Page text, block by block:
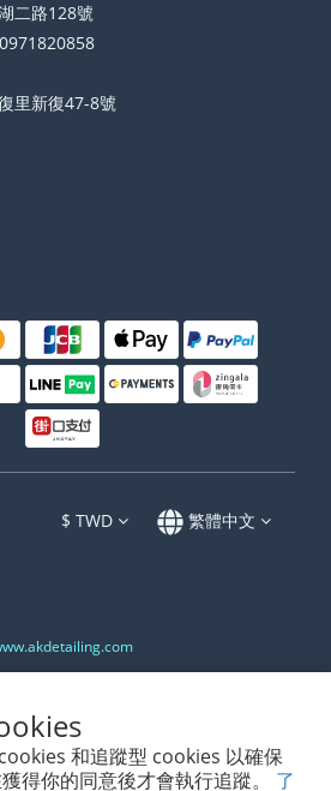
和追蹤型 cookies 以確保
得你的同意後才會執行追蹤。 了
二路128號
里新復47-8號
$ TWD 繁體中文